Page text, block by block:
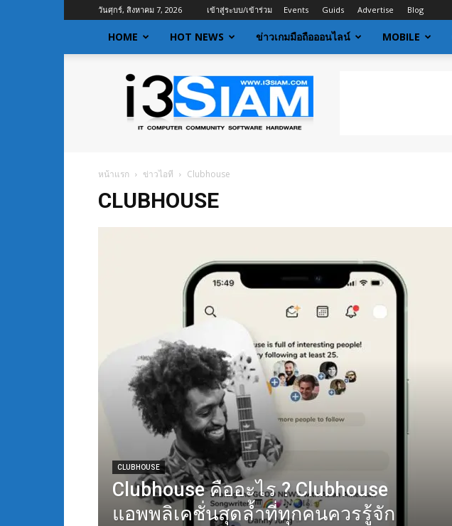
วันศุกร์, สิงหาคม 7, 2026 เข้าสู่ระบบ/เข้าร่วม Events Guids Advertise Blog
HOME HOT NEWS ข่าวเกมมือถือออนไลน์ MOBILE
I3siam
ข่าว
ไอที
ข่าวสาร
กับ
ข่าว
เทคโนโลยี
หน้าแรก ข่าวไอที Clubhouse
CLUBHOUSE
CLUBHOUSE
Clubhouse คืออะไร ? Clubhouse
แอพพลิเคชั่นสุดล้ำที่ทุกคนควรรู้จัก